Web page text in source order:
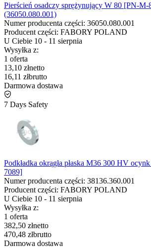
Pierścień osadczy sprężynujący W 80 [PN-
(36050.080.001)
Numer producenta części: 36050.080.001
Producent części: FABORY POLAND
U Ciebie 10 - 11 sierpnia
Wysyłka z:
1 oferta
13,10 złnetto
16,11 złbrutto
Darmowa dostawa
7 Days Safety
Podkładka okrągła płaska M36 300 HV
7089]
Numer producenta części: 38136.360.001
Producent części: FABORY POLAND
U Ciebie 10 - 11 sierpnia
Wysyłka z:
1 oferta
382,50 złnetto
470,48 złbrutto
Darmowa dostawa